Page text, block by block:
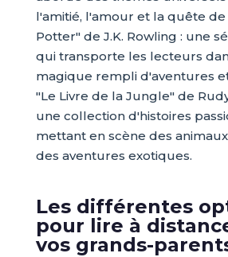
l'amitié, l'amour et la quête de
Potter" de J.K. Rowling : une
qui transporte les lecteurs
magique rempli d'aventures
"Le Livre de la Jungle" de
une collection d'histoires
mettant en scène des
des aventures exotiques.
Les différentes
pour lire à
vos grands-